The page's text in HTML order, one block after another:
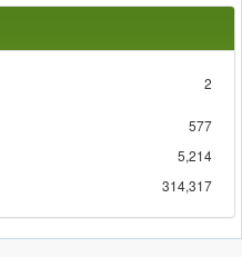
2
577
5,214
314,317